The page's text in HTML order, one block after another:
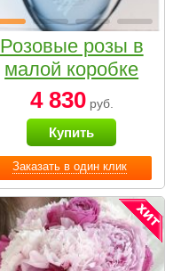
Заказать в один клик
Розовые розы в
малой коробке
4 830руб.
Купить